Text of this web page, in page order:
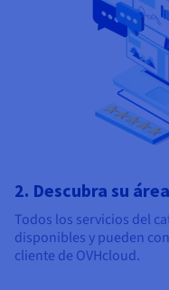
2. Descubra su
Todos los servicios del
disponibles y pueden
cliente de OVHcloud.